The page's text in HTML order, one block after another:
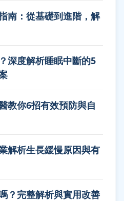
南：從基礎到進階，解
深度解析睡眠中斷的5
教你6招有效預防與自
解析生長緩慢原因與有
？完整解析與實用改善